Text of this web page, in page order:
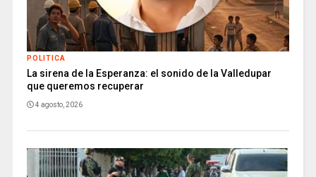
POLITICA
La sirena de la Esperanza: el sonido de la Valledupar
que queremos recuperar
4 agosto, 2026